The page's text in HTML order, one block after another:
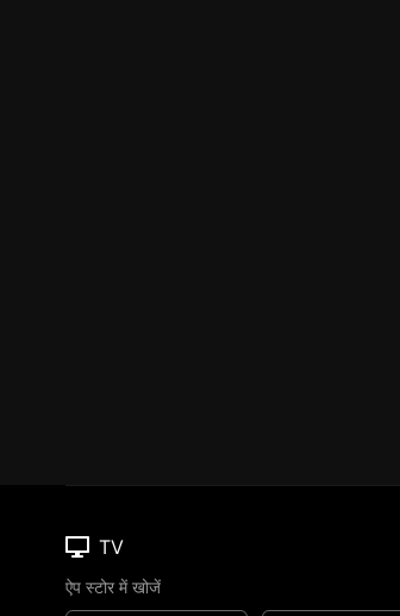
TV
ऐप स्टोर में खोजें